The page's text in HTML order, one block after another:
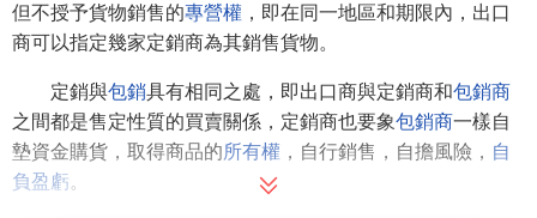
但不授予貨物銷售的專營權 ，即在同一地區和期限內，出口
商可以指定幾家定銷商為其銷售貨物。
定銷與包銷具有相同之處，即出口商與定銷商和包銷商
之間都是售定性質的買賣關係，定銷商也要象包銷商一樣自
墊資金購貨，取得商品的所有權 ，自行銷售，自擔風險， 自
負盈虧。